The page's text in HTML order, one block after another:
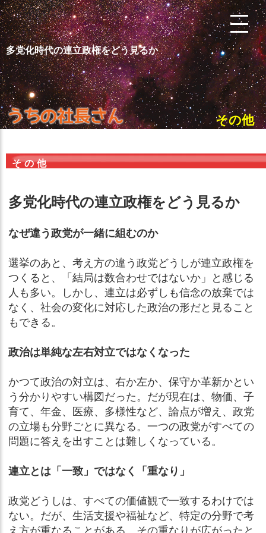
多党化時代の連立政権をどう見るか
その他
その他
多党化時代の連立政権をどう見るか
なぜ違う政党が一緒に組むのか
選挙のあと、考え方の違う政党どうしが連立政権を
つくると、「結局は数合わせではないか」と感じる
人も多い。しかし、連立は必ずしも信念の放棄では
なく、社会の変化に対応した政治の形だと見ること
もできる。
政治は単純な左右対立ではなくなった
かつて政治の対立は、右か左か、保守か革新かとい
う分かりやすい構図だった。だが現在は、物価、子
育て、年金、医療、多様性など、論点が増え、政党
の立場も分野ごとに異なる。一つの政党がすべての
問題に答えを出すことは難しくなっている。
連立とは「一致」ではなく「重なり」
政党どうしは、すべての価値観で一致するわけでは
ない。だが、生活支援や福祉など、特定の分野で考
え方が重なることがある。その重なりが広がったと